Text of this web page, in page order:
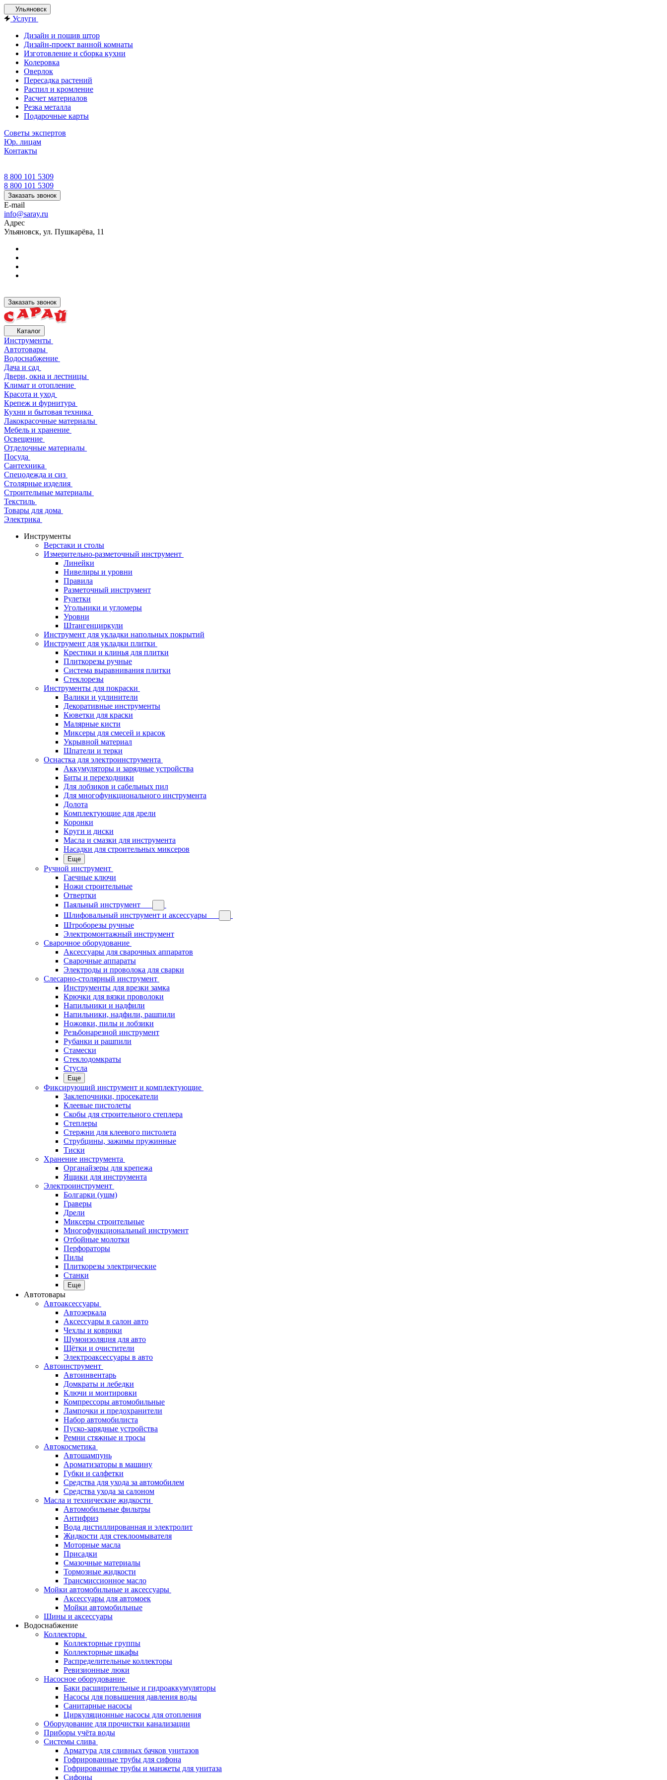
Ульяновск
Услуги
Дизайн и пошив штор
Дизайн-проект ванной комнаты
Изготовление и сборка кухни
Колеровка
Оверлок
Пересадка растений
Распил и кромление
Расчет материалов
Резка металла
Подарочные карты
Советы экспертов
Юр. лицам
Контакты
8 800 101 5309
8 800 101 5309
Заказать звонок
E-mail
info@saray.ru
Адрес
Ульяновск, ул. Пушкарёва, 11
Заказать звонок
Каталог
Инструменты
Автотовары
Водоснабжение
Дача и сад
Двери, окна и лестницы
Климат и отопление
Красота и уход
Крепеж и фурнитура
Кухни и бытовая техника
Лакокрасочные материалы
Мебель и хранение
Освещение
Отделочные материалы
Посуда
Сантехника
Спецодежда и сиз
Столярные изделия
Строительные материалы
Текстиль
Товары для дома
Электрика
Инструменты
Верстаки и столы
Измерительно-разметочный инструмент
Линейки
Нивелиры и уровни
Правила
Разметочный инструмент
Рулетки
Угольники и угломеры
Уровни
Штангенциркули
Инструмент для укладки напольных покрытий
Инструмент для укладки плитки
Крестики и клинья для плитки
Плиткорезы ручные
Система выравнивания плитки
Стеклорезы
Инструменты для покраски
Валики и удлинители
Декоративные инструменты
Кюветки для краски
Малярные кисти
Миксеры для смесей и красок
Укрывной материал
Шпатели и терки
Оснастка для электроинструмента
Аккумуляторы и зарядные устройства
Биты и переходники
Для лобзиков и сабельных пил
Для многофункционального инструмента
Долота
Комплектующие для дрели
Коронки
Круги и диски
Масла и смазки для инструмента
Насадки для строительных миксеров
Еще
Ручной инструмент
Гаечные ключи
Ножи строительные
Отвертки
Паяльный инструмент
Шлифовальный инструмент и аксессуары
Штроборезы ручные
Электромонтажный инструмент
Сварочное оборудование
Аксессуары для сварочных аппаратов
Сварочные аппараты
Электроды и проволока для сварки
Слесарно-столярный инструмент
Инструменты для врезки замка
Крючки для вязки проволоки
Напильники и надфили
Напильники, надфили, рашпили
Ножовки, пилы и лобзики
Резьбонарезной инструмент
Рубанки и рашпили
Стамески
Стеклодомкраты
Стусла
Еще
Фиксирующий инструмент и комплектующие
Заклепочники, просекатели
Клеевые пистолеты
Скобы для строительного степлера
Степлеры
Стержни для клеевого пистолета
Струбцины, зажимы пружинные
Тиски
Хранение инструмента
Органайзеры для крепежа
Ящики для инструмента
Электроинструмент
Болгарки (ушм)
Граверы
Дрели
Миксеры строительные
Многофункциональный инструмент
Отбойные молотки
Перфораторы
Пилы
Плиткорезы электрические
Станки
Еще
Автотовары
Автоаксессуары
Автозеркала
Аксессуары в салон авто
Чехлы и коврики
Шумоизоляция для авто
Щётки и очистители
Электроаксессуары в авто
Автоинструмент
Автоинвентарь
Домкраты и лебедки
Ключи и монтировки
Компрессоры автомобильные
Лампочки и предохранители
Набор автомобилиста
Пуско-зарядные устройства
Ремни стяжные и тросы
Автокосметика
Автошампунь
Ароматизаторы в машину
Губки и салфетки
Средства для ухода за автомобилем
Средства ухода за салоном
Масла и технические жидкости
Автомобильные фильтры
Антифриз
Вода дистиллированная и электролит
Жидкости для стеклоомывателя
Моторные масла
Присадки
Смазочные материалы
Тормозные жидкости
Трансмиссионное масло
Мойки автомобильные и аксессуары
Аксессуары для автомоек
Мойки автомобильные
Шины и аксессуары
Водоснабжение
Коллекторы
Коллекторные группы
Коллекторные шкафы
Распределительные коллекторы
Ревизионные люки
Насосное оборудование
Баки расширительные и гидроаккумуляторы
Насосы для повышения давления воды
Санитарные насосы
Циркуляционные насосы для отопления
Оборудование для прочистки канализации
Приборы учёта воды
Системы слива
Арматура для сливных бачков унитазов
Гофрированные трубы для сифона
Гофрированные трубы и манжеты для унитаза
Сифоны